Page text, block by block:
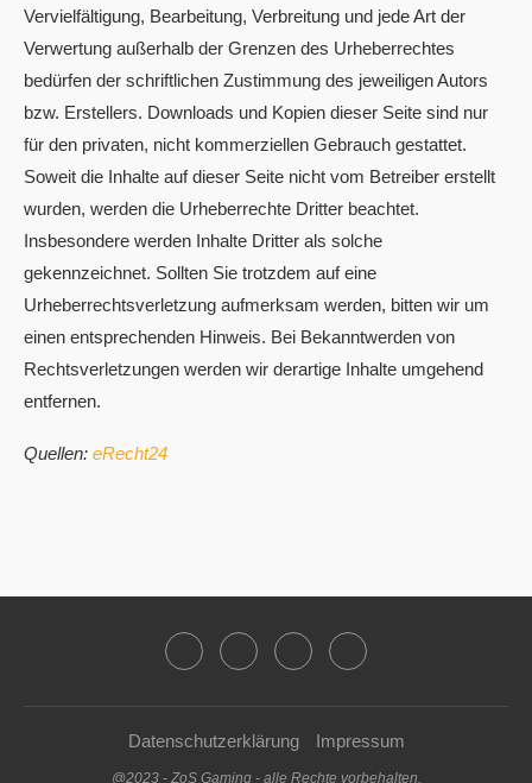
Vervielfältigung, Bearbeitung, Verbreitung und jede Art der
Verwertung außerhalb der Grenzen des Urheberrechtes
bedürfen der schriftlichen Zustimmung des jeweiligen Autors
bzw. Erstellers. Downloads und Kopien dieser Seite sind nur
für den privaten, nicht kommerziellen Gebrauch gestattet.
Soweit die Inhalte auf dieser Seite nicht vom Betreiber erstellt
wurden, werden die Urheberrechte Dritter beachtet.
Insbesondere werden Inhalte Dritter als solche
gekennzeichnet. Sollten Sie trotzdem auf eine
Urheberrechtsverletzung aufmerksam werden, bitten wir um
einen entsprechenden Hinweis. Bei Bekanntwerden von
Rechtsverletzungen werden wir derartige Inhalte umgehend
entfernen.
Quellen: eRecht24
Datenschutzerklärung Impressum
@2023 - ZoS Gaming - alle Rechte vorbehalten.